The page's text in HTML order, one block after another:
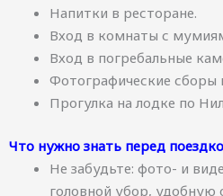
Напитки в ресторане.
Вход в комнаты с
Вход в погребальные
Фотографические сборы
Прогулка на лодке по
Что нужно знать перед
Не забудьте: фото- и
головной убор,